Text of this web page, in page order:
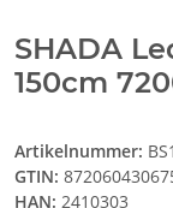
SHADA
150cm
Artikelnummer:
GTIN:
HAN: 2410303